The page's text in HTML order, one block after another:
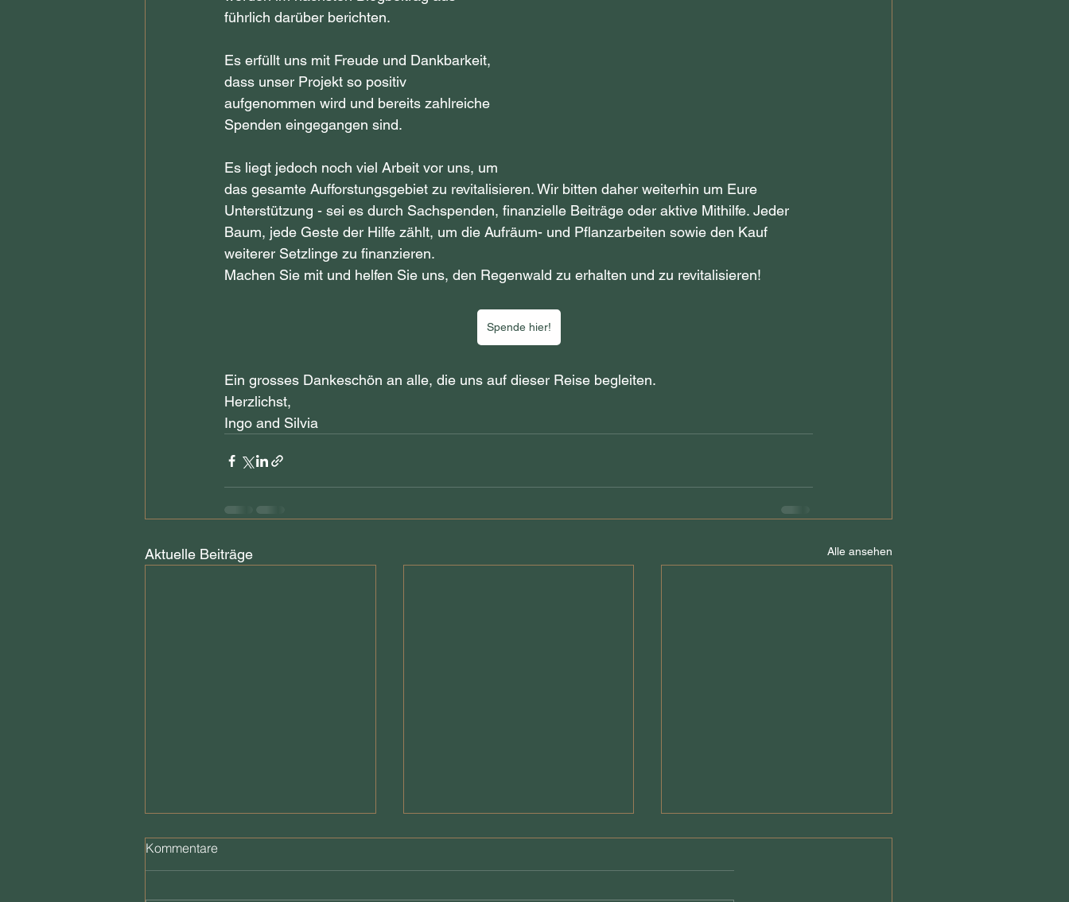
führlich darüber berichten.
Es erfüllt uns mit Freude und Dankbarkeit,
dass unser Projekt so positiv
aufgenommen wird und bereits zahlreiche
Spenden eingegangen sind.
Es liegt jedoch noch viel Arbeit vor uns, um
das gesamte Aufforstungsgebiet zu revitalisieren. Wir bitten daher weiterhin um Eure
Unterstützung - sei es durch Sachspenden, finanzielle Beiträge oder aktive Mithilfe. Jeder
Baum, jede Geste der Hilfe zählt, um die Aufräum- und Pflanzarbeiten sowie den Kauf
weiterer Setzlinge zu finanzieren.
Machen Sie mit und helfen Sie uns, den Regenwald zu erhalten und zu revitalisieren!
Spende hier!
Ein grosses Dankeschön an alle, die uns auf dieser Reise begleiten.
Herzlichst,
Ingo and Silvia
Aktuelle Beiträge Alle ansehen
Kommentare